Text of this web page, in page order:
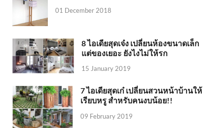
01 December 2018
8 ไอเดียสุดเจ๋ง เปลี่ยนห้องขนาดเล็ก
แต่ของเยอะ ยังไงไม่ให้รก
15 January 2019
7 ไอเดียสุดเก๋ เปลี่ยนสวนหน้าบ้านให้
เรียบหรู สำหรับคนงบน้อย!!
09 February 2019